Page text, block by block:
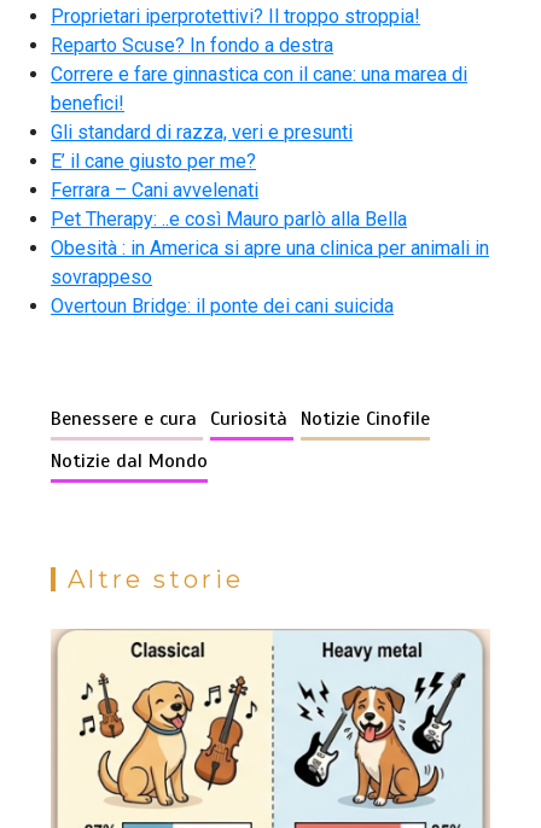
Proprietari iperprotettivi? Il troppo stroppia!
Reparto Scuse? In fondo a destra
Correre e fare ginnastica con il cane: una marea di
benefici!
Gli standard di razza, veri e presunti
E’ il cane giusto per me?
Ferrara – Cani avvelenati
Pet Therapy: ..e così Mauro parlò alla Bella
Obesità : in America si apre una clinica per animali in
sovrappeso
Overtoun Bridge: il ponte dei cani suicida
Benessere e cura Curiosità
Notizie Cinofile
Notizie dal Mondo
Altre storie